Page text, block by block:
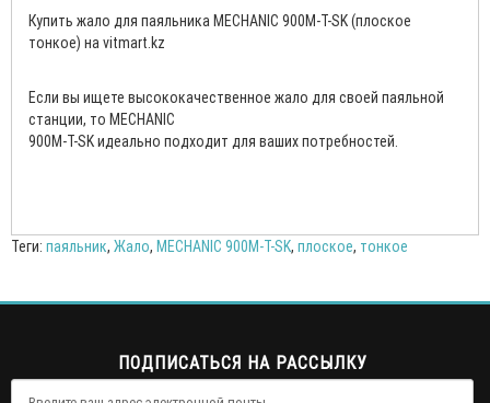
Купить жало для паяльника MECHANIC 900M-T-SK (плоское
тонкое) на vitmart.kz
Если вы ищете высококачественное жало для своей паяльной
станции, то MECHANIC
900M-T-SK идеально подходит для ваших потребностей.
Теги: паяльник, Жало, MECHANIC 900M-T-SK, плоское, тонкое
ПОДПИСАТЬСЯ НА РАССЫЛКУ